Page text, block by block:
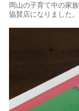
岡山の子育て中の家
協賛店になりました。